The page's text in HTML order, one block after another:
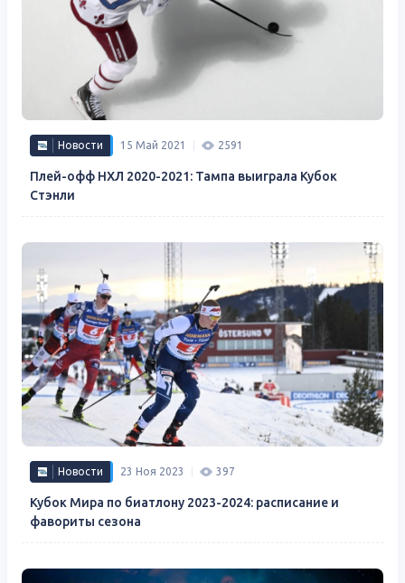
Новости 15 Май 2021 2591
Плей-офф НХЛ 2020-2021: Тампа выиграла Кубок
Стэнли
Новости 23 Ноя 2023 397
Кубок Мира по биатлону 2023-2024: расписание и
фавориты сезона